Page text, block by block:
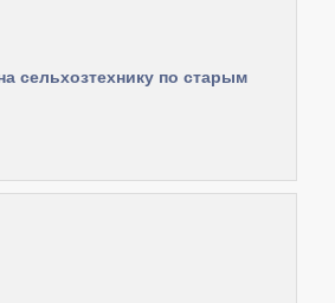
сельхозтехнику по старым